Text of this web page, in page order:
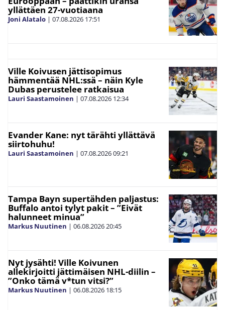
yllättäen 27-vuotiaana
Joni Alatalo | 07.08.2026 17:51
Ville Koivusen jättisopimus
hämmentää NHL:ssä – näin Kyle
Dubas perustelee ratkaisua
Lauri Saastamoinen | 07.08.2026 12:34
Evander Kane: nyt tärähti yllättävä
siirtohuhu!
Lauri Saastamoinen | 07.08.202609:21
Tampa Bayn supertähden paljastus:
Buffalo antoi tylyt pakit – ”Eivät
halunneet minua”
Markus Nuutinen | 06.08.202620:45
Nyt jysähti! Ville Koivunen
allekirjoitti jättimäisen NHL-diilin –
”Onko tämä v*tun vitsi?”
Markus Nuutinen | 06.08.2026 18:15